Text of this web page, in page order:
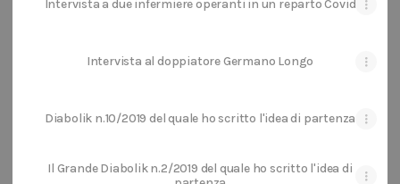
Intervista a due infermiere operanti in un reparto Covid
Intervista al doppiatore Germano Longo
Diabolik n.10/2019 del quale ho scritto l'idea di partenza
Il Grande Diabolik n.2/2019 del quale ho scritto l'idea di